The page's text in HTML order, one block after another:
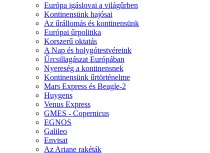
Európa igáslovai a világűrben
Kontinensünk hajósai
Az űrállomás és kontinensünk
Európai űrpolitika
Korszerű oktatás
A Nap és bolygótestvéreink
Űrcsillagászat Európában
Nyereség a kontinensnek
Kontinensünk űrtörténelme
Mars Express és Beagle-2
Huygens
Venus Express
GMES - Copernicus
EGNOS
Galileo
Envisat
Az Ariane rakéták